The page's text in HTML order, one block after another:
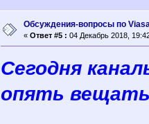
Обсуждения-вопросы по
« Ответ #5 : 04 Декабрь 2018,
Сегодня
опять